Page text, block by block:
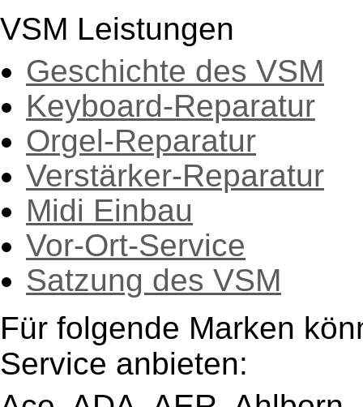
VSM Leistungen
Geschichte des VSM
Keyboard-Reparatur
Orgel-Reparatur
Verstärker-Reparatur
Midi Einbau
Vor-Ort-Service
Satzung des VSM
Für folgende Marken
Service anbieten: